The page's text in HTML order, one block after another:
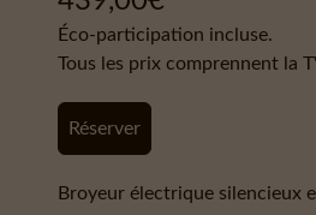
Éco-participation incluse.
Tous les prix comprennent la
Réserver
Broyeur électrique silencieux